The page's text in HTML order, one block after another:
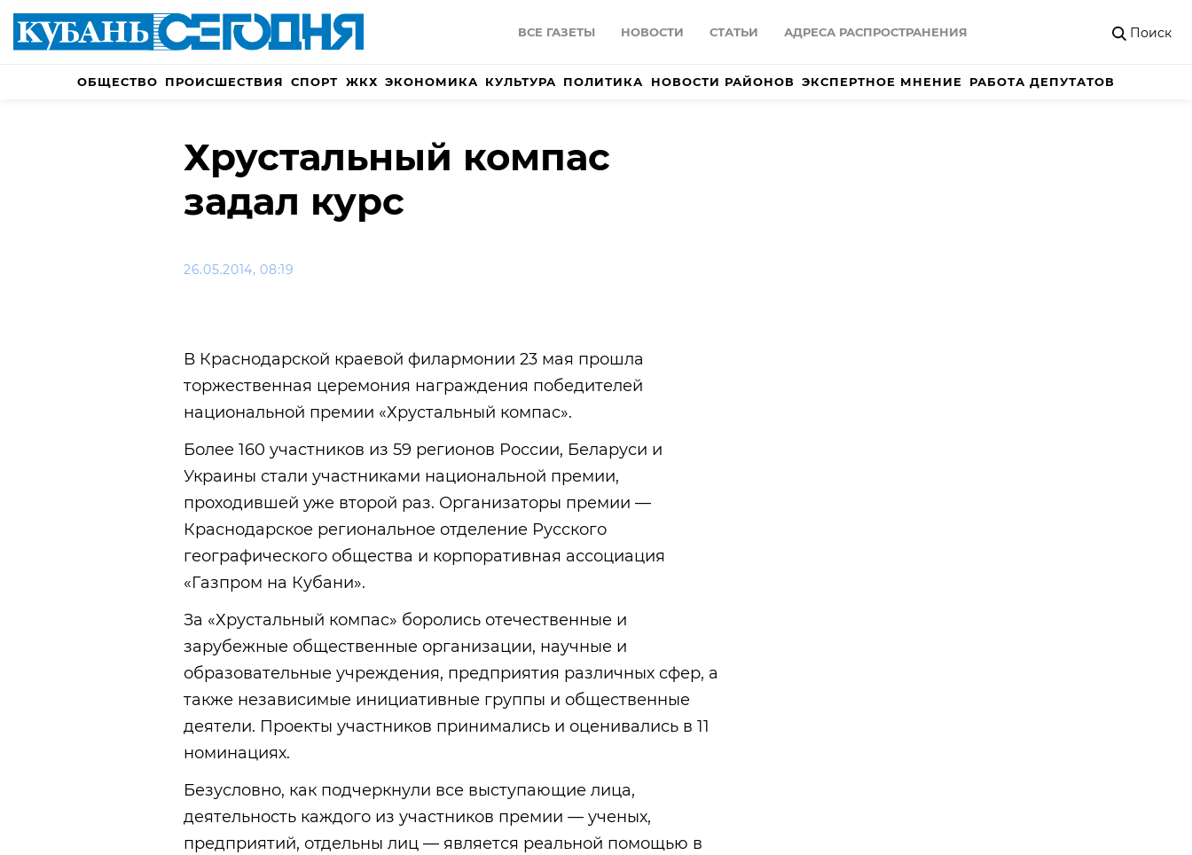
ВСЕ ГАЗЕТЫ НОВОСТИ СТАТЬИ АДРЕСА РАСПРОСТРАНЕНИЯ Поиск
ОБЩЕСТВО ПРОИСШЕСТВИЯ СПОРТ ЖКХ ЭКОНОМИКА КУЛЬТУРА ПОЛИТИКА НОВОСТИ РАЙОНОВ ЭКСПЕРТНОЕ МНЕНИЕ РАБОТА ДЕПУТАТОВ
Хрустальный компас
задал курс
26.05.2014, 08:19
В Краснодарской краевой филармонии 23 мая прошла
торжественная церемония награждения победителей
национальной премии «Хрустальный компас».
Более 160 участников из 59 регионов России, Беларуси и
Украины стали участниками национальной премии,
проходившей уже второй раз. Организаторы премии —
Краснодарское региональное отделение Русского
географического общества и корпоративная ассоциация
«Газпром на Кубани».
За «Хрустальный компас» боролись отечественные и
зарубежные общественные организации, научные и
образовательные учреждения, предприятия различных сфер, а
также независимые инициативные группы и общественные
деятели. Проекты участников принимались и оценивались в 11
номинациях.
Безусловно, как подчеркнули все выступающие лица,
деятельность каждого из участников премии — ученых,
предприятий, отдельны лиц — является реальной помощью в